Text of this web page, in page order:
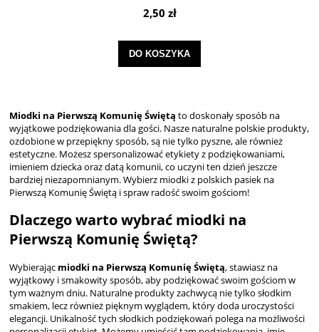
2,50 zł
DO KOSZYKA
Miodki na Pierwszą Komunię Świętą to doskonały sposób na
wyjątkowe podziękowania dla gości. Nasze naturalne polskie produkty,
ozdobione w przepiękny sposób, są nie tylko pyszne, ale również
estetyczne. Możesz spersonalizować etykiety z podziękowaniami,
imieniem dziecka oraz datą komunii, co uczyni ten dzień jeszcze
bardziej niezapomnianym. Wybierz miodki z polskich pasiek na
Pierwszą Komunię Świętą i spraw radość swoim gościom!
Dlaczego warto wybrać miodki na
Pierwszą Komunię Świętą?
Wybierając miodki na Pierwszą Komunię Świętą, stawiasz na
wyjątkowy i smakowity sposób, aby podziękować swoim gościom w
tym ważnym dniu. Naturalne produkty zachwycą nie tylko słodkim
smakiem, lecz również pięknym wyglądem, który doda uroczystości
elegancji. Unikalność tych słodkich podziękowań polega na możliwości